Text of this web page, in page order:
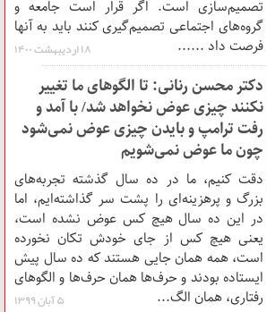
تصمیم‌سازی است. اگر قرار است جامعه و
گروه‌های اجتماعی تصمیم‌گیری کنند باید به آنها
فرصت داد ......
۱۸ ارديبهشت ۱۴۰۰
دکتر محسن رنانی: تا الگو‌های ما تغییر
نکنند چیزی عوض نخواهد شد/ با آمد و
رفت ترامپ و بایدن چیزی عوض نمی‌شود
چون ما عوض نمی‌شویم
دقت کنیم، ‌ما در ده سال گذشته تجربه‌های
بزرگ و پرهزینه‌ای را پشت سر گذاشته‌ایم، اما
در این ده سال هیچ کس عوض نشده است،
یعنی هیچ کس از جای خودش تکان نخورده
است، همه همان جایی هستند که ده سال پیش
ایستاده بودند و حرف‌ها همان حرف‌ها و الگوهای
رفتاری، همان الگ...
۵ آبان ۱۳۹۹